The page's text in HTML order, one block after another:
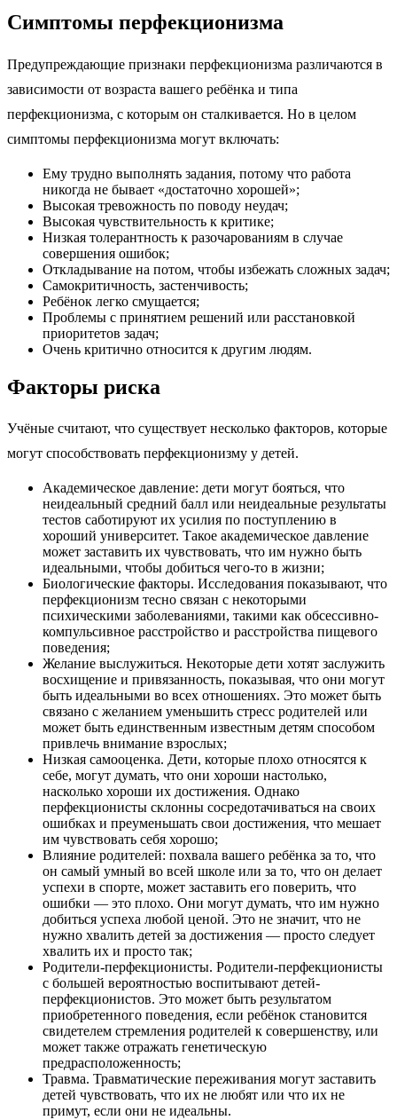
Симптомы перфекционизма
Предупреждающие признаки перфекционизма различаются в
зависимости от возраста вашего ребёнка и типа
перфекционизма, с которым он сталкивается. Но в целом
симптомы перфекционизма могут включать:
Ему трудно выполнять задания, потому что работа
никогда не бывает «достаточно хорошей»;
Высокая тревожность по поводу неудач;
Высокая чувствительность к критике;
Низкая толерантность к разочарованиям в случае
совершения ошибок;
Откладывание на потом, чтобы избежать сложных задач;
Самокритичность, застенчивость;
Ребёнок легко смущается;
Проблемы с принятием решений или расстановкой
приоритетов задач;
Очень критично относится к другим людям.
Факторы риска
Учёные считают, что существует несколько факторов, которые
могут способствовать перфекционизму у детей.
Академическое давление: дети могут бояться, что
неидеальный средний балл или неидеальные результаты
тестов саботируют их усилия по поступлению в
хороший университет. Такое академическое давление
может заставить их чувствовать, что им нужно быть
идеальными, чтобы добиться чего-то в жизни;
Биологические факторы. Исследования показывают, что
перфекционизм тесно связан с некоторыми
психическими заболеваниями, такими как обсессивно-
компульсивное расстройство и расстройства пищевого
поведения;
Желание выслужиться. Некоторые дети хотят заслужить
восхищение и привязанность, показывая, что они могут
быть идеальными во всех отношениях. Это может быть
связано с желанием уменьшить стресс родителей или
может быть единственным известным детям способом
привлечь внимание взрослых;
Низкая самооценка. Дети, которые плохо относятся к
себе, могут думать, что они хороши настолько,
насколько хороши их достижения. Однако
перфекционисты склонны сосредотачиваться на своих
ошибках и преуменьшать свои достижения, что мешает
им чувствовать себя хорошо;
Влияние родителей: похвала вашего ребёнка за то, что
он самый умный во всей школе или за то, что он делает
успехи в спорте, может заставить его поверить, что
ошибки — это плохо. Они могут думать, что им нужно
добиться успеха любой ценой. Это не значит, что не
нужно хвалить детей за достижения — просто следует
хвалить их и просто так;
Родители-перфекционисты. Родители-перфекционисты
с большей вероятностью воспитывают детей-
перфекционистов. Это может быть результатом
приобретенного поведения, если ребёнок становится
свидетелем стремления родителей к совершенству, или
может также отражать генетическую
предрасположенность;
Травма. Травматические переживания могут заставить
детей чувствовать, что их не любят или что их не
примут, если они не идеальны.